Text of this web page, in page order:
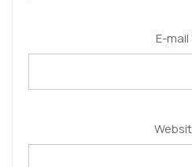
E-mail